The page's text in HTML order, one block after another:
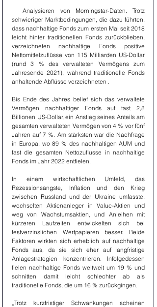
  Analysieren von Morningstar-Daten. Trotz
schwieriger Marktbedingungen, die dazu führten,
dass nachhaltige Fonds zum ersten Mal seit 2018
leicht hinter traditionellen Fonds zurückblieben,
verzeichneten nachhaltige Fonds positive
Nettomittelzuflüsse von 115 Milliarden US-Dollar
(rund 3 % des verwalteten Vermögens zum
Jahresende 2021), während traditionelle Fonds
anhaltende Abflüsse verzeichneten .
Bis Ende des Jahres belief sich das verwaltete
Vermögen nachhaltiger Fonds auf fast 2,8
Billionen US-Dollar, ein Anstieg seines Anteils am
gesamten verwalteten Vermögen von 4 % vor fünf
Jahren auf 7 %. Am stärksten war die Nachfrage
in Europa, wo 89 % des nachhaltigen AUM und
fast die gesamten Nettozuflüsse in nachhaltige
Fonds im Jahr 2022 entfielen.
In einem wirtschaftlichen Umfeld, das
Rezessionsängste, Inflation und den Krieg
zwischen Russland und der Ukraine umfasste,
wechselten Aktienanleger in Value-Aktien und
weg von Wachstumsaktien, und Anleihen mit
kürzeren Laufzeiten entwickelten sich bei
festverzinslichen Wertpapieren besser. Beide
Faktoren wirkten sich erheblich auf nachhaltige
Fonds aus, da sie sich eher auf langfristige
Anlagestrategien konzentrieren. Infolgedessen
fielen nachhaltige Fonds weltweit um 19 % und
schnitten damit leicht schlechter ab als
traditionelle Fonds, die um 16 % zurückgingen.
„Trotz kurzfristiger Schwankungen scheinen